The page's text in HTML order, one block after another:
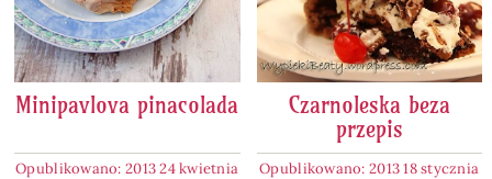
Minipavlova pinacolada
Opublikowano: 2013 24 kwietnia
Czarnoleska beza
przepis
Opublikowano: 2013 18 stycznia